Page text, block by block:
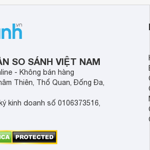
SO SÁNH VIỆT NAM
- Không bán hàng
Thiên, Thổ Quan, Đống Đa,
kinh doanh số 0106373516,